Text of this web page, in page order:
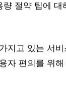
량 절약 팁에 대
지고 있는 서
자 편의를 위해